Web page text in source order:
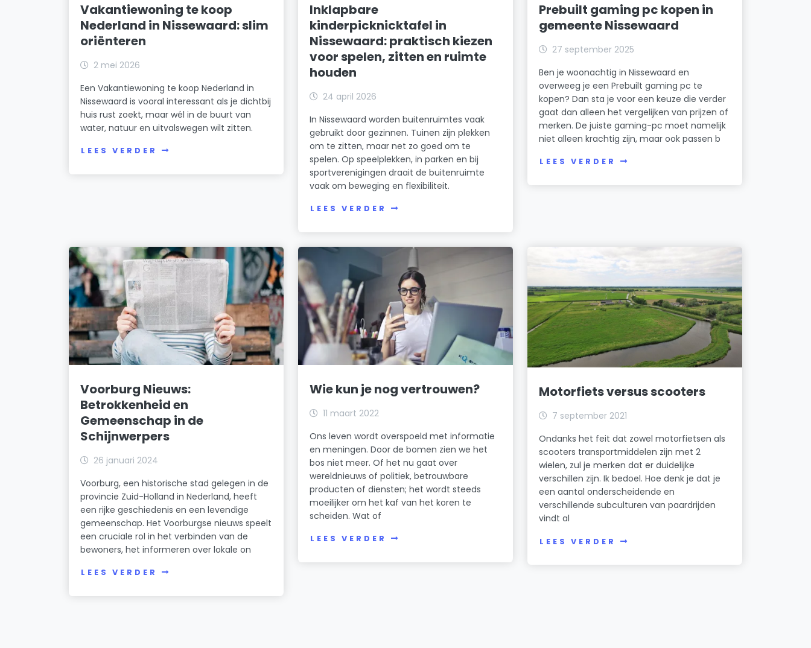
Vakantiewoning te koop
Nederland in Nissewaard: slim
oriënteren
2 mei 2026
Een Vakantiewoning te koop Nederland in
Nissewaard is vooral interessant als je dichtbij
huis rust zoekt, maar wél in de buurt van
water, natuur en uitvalswegen wilt zitten.
LEES VERDER
Inklapbare
kinderpicknicktafel in
Nissewaard: praktisch kiezen
voor spelen, zitten en ruimte
houden
24 april 2026
In Nissewaard worden buitenruimtes vaak
gebruikt door gezinnen. Tuinen zijn plekken
om te zitten, maar net zo goed om te
spelen. Op speelplekken, in parken en bij
sportverenigingen draait de buitenruimte
vaak om beweging en flexibiliteit.
LEES VERDER
Prebuilt gaming pc kopen in
gemeente Nissewaard
27 september 2025
Ben je woonachtig in Nissewaard en
overweeg je een Prebuilt gaming pc te
kopen? Dan sta je voor een keuze die verder
gaat dan alleen het vergelijken van prijzen of
merken. De juiste gaming-pc moet namelijk
niet alleen krachtig zijn, maar ook passen b
LEES VERDER
Voorburg Nieuws:
Betrokkenheid en
Gemeenschap in de
Schijnwerpers
26 januari 2024
Voorburg, een historische stad gelegen in de
provincie Zuid-Holland in Nederland, heeft
een rijke geschiedenis en een levendige
gemeenschap. Het Voorburgse nieuws speelt
een cruciale rol in het verbinden van de
bewoners, het informeren over lokale on
LEES VERDER
Wie kun je nog vertrouwen?
11 maart 2022
Ons leven wordt overspoeld met informatie
en meningen. Door de bomen zien we het
bos niet meer. Of het nu gaat over
wereldnieuws of politiek, betrouwbare
producten of diensten; het wordt steeds
moeilijker om het kaf van het koren te
scheiden. Wat of
LEES VERDER
Motorfiets versus scooters
7 september 2021
Ondanks het feit dat zowel motorfietsen als
scooters transportmiddelen zijn met 2
wielen, zul je merken dat er duidelijke
verschillen zijn. Ik bedoel. Hoe denk je dat je
een aantal onderscheidende en
verschillende subculturen van paardrijden
vindt al
LEES VERDER